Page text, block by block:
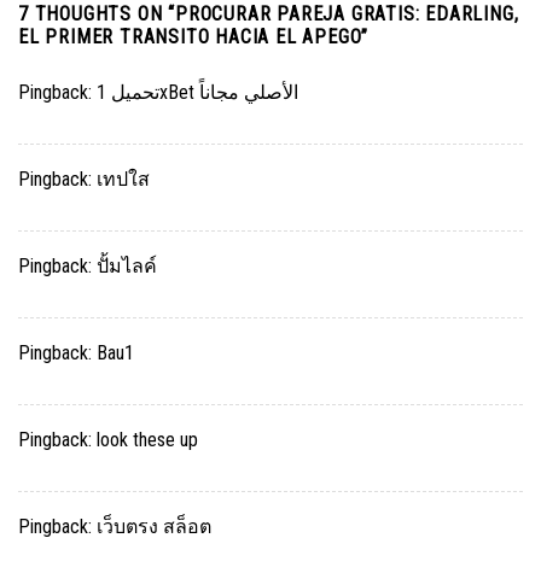
7 THOUGHTS ON “PROCURAR PAREJA GRATIS: EDARLING,
EL PRIMER TRANSITO HACIA EL APEGO”
Pingback: تحميل 1xBet الأصلي مجاناً
Pingback: เทปใส
Pingback: ปั้มไลค์
Pingback: Bau1
Pingback: look these up
Pingback: เว็บตรง สล็อต